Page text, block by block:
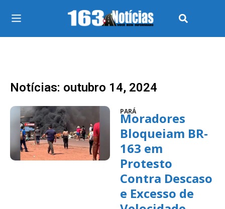
Notícias: outubro 14, 2024
PARÁ
Moradores
Bloqueiam BR-
163 em
Protesto
Contra Descaso
e Excesso de